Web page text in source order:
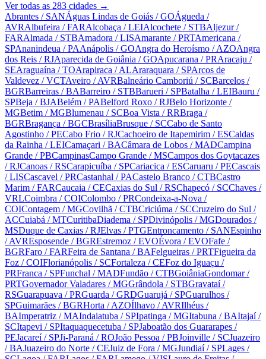
Ver todas as 283 cidades →
Abrantes / SANÁguas Lindas de Goiás / GOÁgueda /
AVRAlbufeira / FARAlcobaça / LEIAlcochete / STBAljezur/
FARAlmada / STBAmadora / LISAmarante / PRTAmericana /
SPAnanindeua / PAAnápolis / GOAngra do Heroísmo / AZOAngra
dos Reis / RJAparecida de Goiânia / GOApucarana / PRAracaju /
SEAraguaína / TOArapiraca / ALAraraquara / SPArcos de
Valdevez / VCTAveiro / AVRBalneário Camboriú / SCBarcelos /
BGRBarreiras / BABarreiro / STBBarueri / SPBatalha / LEIBauru /
SPBeja / BJABelém / PABelford Roxo / RJBelo Horizonte /
MGBetim / MGBlumenau / SCBoa Vista / RRBraga /
BGRBragança / BGCBrasíliaBrusque / SCCabo de Santo
Agostinho / PECabo Frio / RJCachoeiro de Itapemirim / ESCaldas
da Rainha / LEICamaçari / BACâmara de Lobos / MADCampina
Grande / PBCampinasCampo Grande / MSCampos dos Goytacazes
/ RJCanoas / RSCarapicuíba / SPCariacica / ESCaruaru / PECascais
/ LISCascavel / PRCastanhal / PACastelo Branco / CTBCastro
Marim / FARCaucaia / CECaxias do Sul / RSChapecó / SCChaves /
VRLCoimbra / COIColombo / PRCondeixa-a-Nova /
COIContagem / MGCovilhã / CTBCriciúma / SCCruzeiro do Sul /
ACCuiabá / MTCuritibaDiadema / SPDivinópolis / MGDourados /
MSDuque de Caxias / RJElvas / PTGEntroncamento / SANEspinho
/ AVREsposende / BGREstremoz / EVOÉvora / EVOFafe /
BGRFaro / FARFeira de Santana / BAFelgueiras / PRTFigueira da
Foz / COIFlorianópolis / SCFortaleza / CEFoz do Iguaçu /
PRFranca / SPFunchal / MADFundão / CTBGoiâniaGondomar/
PRTGovernador Valadares / MGGrândola / STBGravataí/
RSGuarapuava / PRGuarda / GRDGuarujá / SPGuarulhos /
SPGuimarães / BGRHorta / AZOÍlhavo / AVRIlhéus /
BAImperatriz / MAIndaiatuba / SPIpatinga / MGItabuna / BAItajaí/
SCItapevi / SPItaquaquecetuba / SPJaboatão dos Guararapes /
PEJacareí/ SPJi-Paraná / ROJoão Pessoa / PBJoinville / SCJuazeiro
/ BAJuazeiro do Norte / CEJuiz de Fora / MGJundiaí/ SPLages /